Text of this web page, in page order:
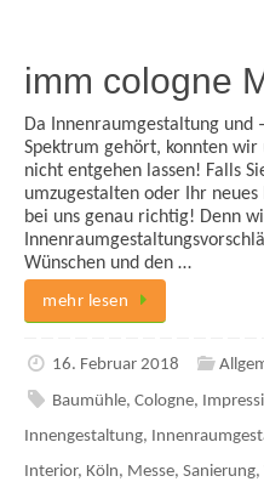
imm cologne
Da Innenraumgestaltung und
Spektrum gehört, konnten
nicht entgehen lassen! Falls
umzugestalten oder Ihr
bei uns genau richtig! Denn
Wünschen und den …
mehr lesen
16. Februar 2018
Baumühle,Cologne,
Innengestaltung,
Interior, Köln, Messe, Sanierung,